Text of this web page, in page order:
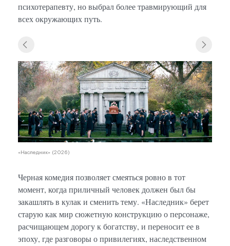
психотерапевту, но выбрал более травмирующий для
всех окружающих путь.
«Наследник» (2026)
Черная комедия позволяет смеяться ровно в тот
момент, когда приличный человек должен был бы
закашлять в кулак и сменить тему. «Наследник» берет
старую как мир сюжетную конструкцию о персонаже,
расчищающем дорогу к богатству, и переносит ее в
эпоху, где разговоры о привилегиях, наследственном